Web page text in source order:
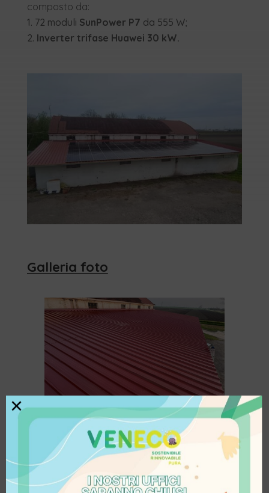
composto da:
72 moduli SunPower P7 da 555 W;
Inverter trifase Huawei 30 kW.
Galleria foto
×